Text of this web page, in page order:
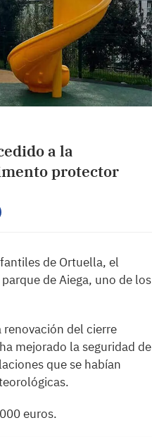
a la
protector
de Ortuella, el
de Aiega, uno de los
renovación del cierre
mejorado la seguridad de
que se habían
euros.